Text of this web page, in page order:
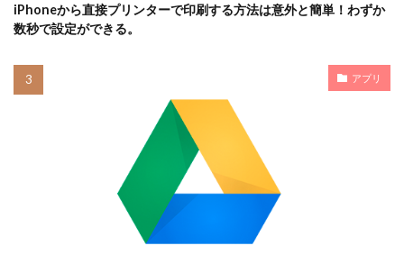
iPhoneから直接プリンターで印刷する方法は意外と簡単！わずか
数秒で設定ができる。
アプリ